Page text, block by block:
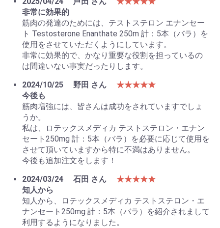
非常に効果的
筋肉の発達のためには、テストステロン エナンセー
ト Testosterone Enanthate 250m 計：5本（バラ）を
使用をさせていただくようにしています。
非常に効果的で、かなり重要な役割を担っているの
は間違いない事実だったりします。
2024/10/25
野田 さん
★★★★★
今後も
筋肉増強には、皆さんは成功をされていますでしょ
うか。
私は、ロテックスメディカ テストステロン・エナン
セート250mg 計：5本（バラ）を必要に応じて使用を
させて頂いていますから特に不満はありません。
今後も追加注文をします！
2024/03/24
石田 さん
★★★★★
知人から
知人から、ロテックスメディカ テストステロン・エ
ナンセート250mg 計：5本（バラ）を紹介されまして
利用するようになりました。